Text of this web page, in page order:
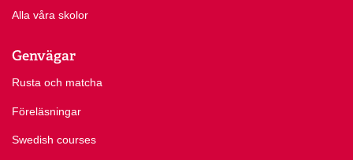
Alla våra skolor
Genvägar
Rusta och matcha
Föreläsningar
Swedish courses